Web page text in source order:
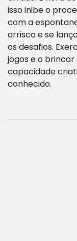
isso inibe o
com a
arrisca e se
os desafios.
jogos e o
capacidade
conhecido.